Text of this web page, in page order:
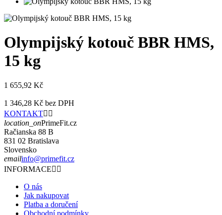
Olympijský kotouč BBR HMS,
15 kg
1 655,92 Kč
1 346,28 Kč bez DPH
KONTAKT 
location_onPrimeFit.cz
Račianska 88 B
831 02 Bratislava
Slovensko
emailinfo@primefit.cz
INFORMACE 
O nás
Jak nakupovat
Platba a doručení
Obchodní podmínky